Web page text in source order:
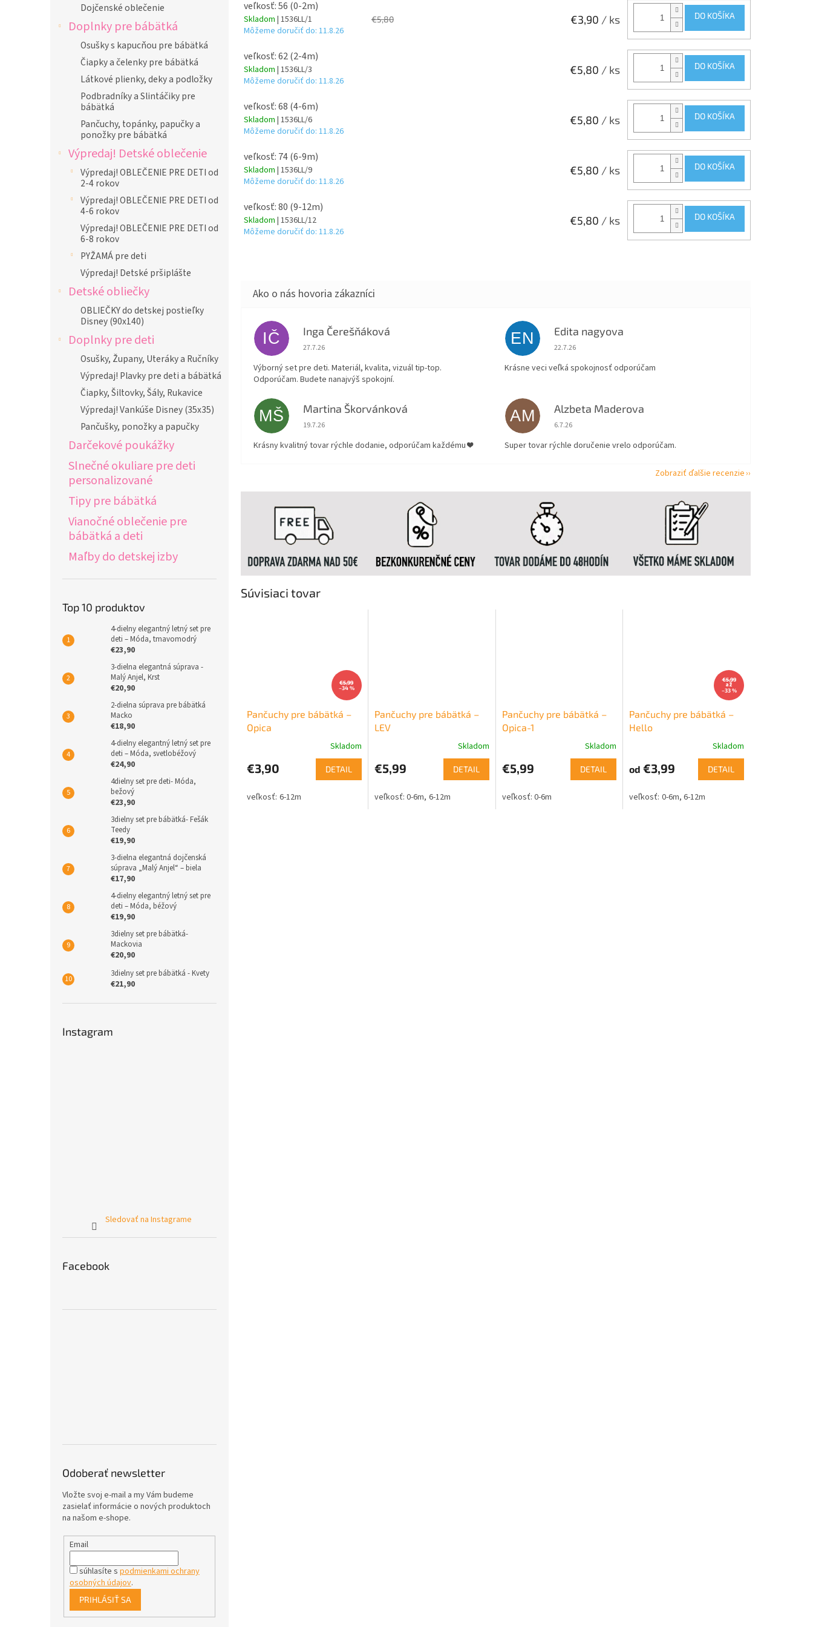
Dojčenské oblečenie
Doplnky pre bábätká
Osušky s kapucňou pre bábätká
Čiapky a čelenky pre bábätká
Látkové plienky, deky a podložky
Podbradníky a Slintáčiky pre
bábätká
Pančuchy, topánky, papučky a
ponožky pre bábätká
Výpredaj! Detské oblečenie
Výpredaj! OBLEČENIE PRE DETI od
2-4 rokov
Výpredaj! OBLEČENIE PRE DETI od
4-6 rokov
Výpredaj! OBLEČENIE PRE DETI od
6-8 rokov
PYŽAMÁ pre deti
Výpredaj! Detské pršiplášte
Detské obliečky
OBLIEČKY do detskej postieľky
Disney (90x140)
Doplnky pre deti
Osušky, Župany, Uteráky a Ručníky
Výpredaj! Plavky pre deti a bábätká
Čiapky, Šiltovky, Šály, Rukavice
Výpredaj! Vankúše Disney (35x35)
Pančušky, ponožky a papučky
Darčekové poukážky
Slnečné okuliare pre deti
personalizované
Tipy pre bábätká
Vianočné oblečenie pre
bábätká a deti
Maľby do detskej izby
Top 10 produktov
4-dielny elegantný letný set pre
deti – Móda, tmavomodrý
€23,90
3-dielna elegantná súprava -
Malý Anjel, Krst
€20,90
2-dielna súprava pre bábätká
Macko
€18,90
4-dielny elegantný letný set pre
deti – Móda, svetlobéžový
€24,90
4dielny set pre deti- Móda,
bežový
€23,90
3dielny set pre bábätká- Fešák
Teedy
€19,90
3-dielna elegantná dojčenská
súprava „Malý Anjel“ – biela
€17,90
4-dielny elegantný letný set pre
deti – Móda, béžový
€19,90
3dielny set pre bábätká-
Mackovia
€20,90
3dielny set pre bábätká - Kvety
€21,90
Instagram
Sledovať na Instagrame
Facebook
Odoberať newsletter
Vložte svoj e-mail a my Vám budeme
zasielať informácie o nových produktoch
na našom e-shope.
Email
súhlasíte s podmienkami ochrany
osobných údajov.
PRIHLÁSIŤ SA
Súvisiaci tovar
€5,99
–34 %
Pančuchy pre bábätká –
Opica
Skladom
€3,90 DETAIL
6-12m
Pančuchy pre bábätká –
LEV
Skladom
€5,99 DETAIL
0-6m 6-12m
Pančuchy pre bábätká –
Opica-1
Skladom
€5,99 DETAIL
0-6m
€5,99
až
–33 %
Pančuchy pre bábätká –
Hello
Skladom
od €3,99 DETAIL
0-6m 6-12m
veľkosť: 56 (0-2m)
Skladom | 1536LL/1
Môžeme doručiť do: 11.8.26
€5,80 €3,90 / ks DO KOŠÍKA
veľkosť: 62 (2-4m)
Skladom | 1536LL/3
Môžeme doručiť do: 11.8.26
€5,80 / ks DO KOŠÍKA
veľkosť: 68 (4-6m)
Skladom | 1536LL/6
Môžeme doručiť do: 11.8.26
€5,80 / ks DO KOŠÍKA
veľkosť: 74 (6-9m)
Skladom | 1536LL/9
Môžeme doručiť do: 11.8.26
€5,80 / ks DO KOŠÍKA
veľkosť: 80 (9-12m)
Skladom | 1536LL/12
Môžeme doručiť do: 11.8.26
€5,80 / ks DO KOŠÍKA
IČ Inga Čerešňáková
Hodnotenie obchodu je 5 z 5 hviezdičiek.
27.7.26
Výborný set pre deti. Materiál, kvalita, vizuál tip-top.
Odporúčam. Budete nanajvýš spokojní.
EN Edita nagyova
Hodnotenie obchodu je 5 z 5 hviezdičiek.
22.7.26
Krásne veci veľká spokojnosť odporúčam
MŠ Martina Škorvánková
Hodnotenie obchodu je 5 z 5 hviezdičiek.
19.7.26
Krásny kvalitný tovar rýchle dodanie, odporúčam každému ❤️
AM Alzbeta Maderova
Hodnotenie obchodu je 5 z 5 hviezdičiek.
6.7.26
Super tovar rýchle doručenie vrelo odporúčam.
Zobraziť ďalšie recenzie